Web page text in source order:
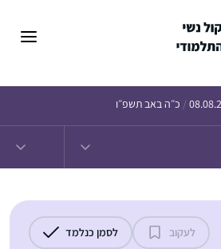
/ כ״ה באב תשפ״ו
לעקוב לסמן כנלמד